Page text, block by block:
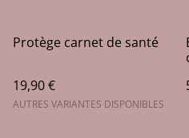
Protège carnet de santé
19,90 €
AUTRES VARIANTES DISPONIBLES